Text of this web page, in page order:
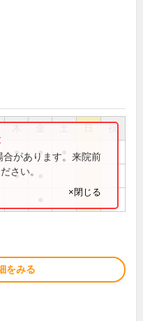
祝
● ●
●
があります。来院前
さい。
×閉じる
をみる